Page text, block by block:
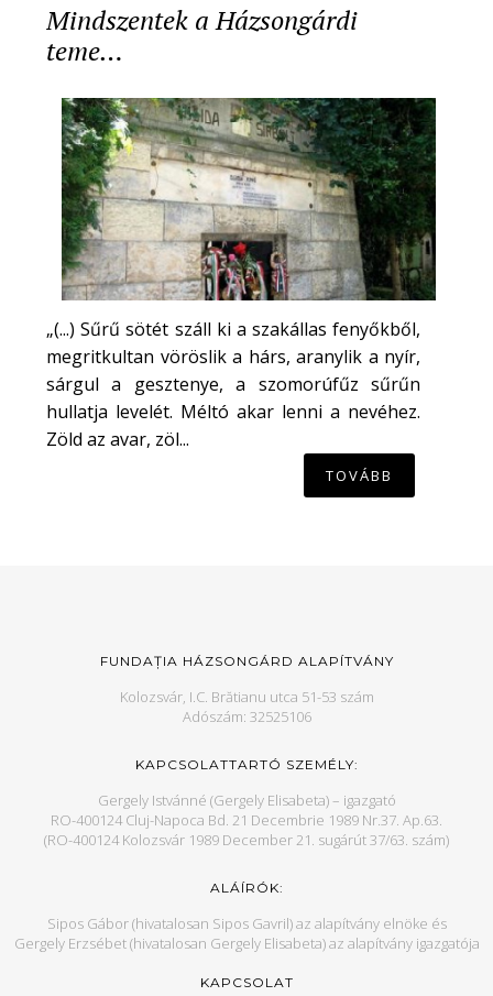
Mindszentek a Házsongárdi
teme…
„(...) Sűrű sötét száll ki a szakállas fenyőkből,
megritkultan vöröslik a hárs, aranylik a nyír,
sárgul a gesztenye, a szomorúfűz sűrűn
hullatja levelét. Méltó akar lenni a nevéhez.
Zöld az avar, zöl...
TOVÁBB
FUNDAȚIA HÁZSONGÁRD ALAPÍTVÁNY
Kolozsvár, I.C. Brătianu utca 51-53 szám
Adószám: 32525106
KAPCSOLATTARTÓ SZEMÉLY:
Gergely Istvánné (Gergely Elisabeta) – igazgató
RO-400124 Cluj-Napoca Bd. 21 Decembrie 1989 Nr.37. Ap.63.
(RO-400124 Kolozsvár 1989 December 21. sugárút 37/63. szám)
ALÁÍRÓK:
Sipos Gábor (hivatalosan Sipos Gavril) az alapítvány elnöke és
Gergely Erzsébet (hivatalosan Gergely Elisabeta) az alapítvány igazgatója
KAPCSOLAT